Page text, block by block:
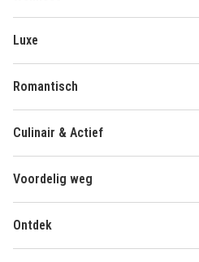
Luxe
Romantisch
Culinair & Actief
Voordelig weg
Ontdek